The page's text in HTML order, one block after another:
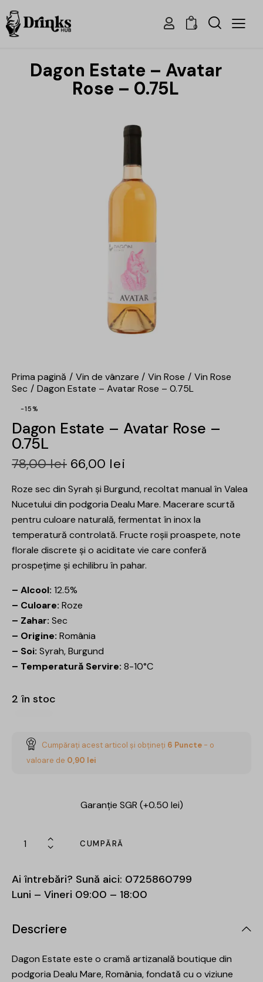
0
Dagon Estate – Avatar
Rose – 0.75L
Prima pagină Vin de vânzare Vin Rose
Vin Rose
Sec
Dagon Estate – Avatar Rose – 0.75L
-15%
Dagon Estate – Avatar Rose –
0.75L
78,00lei 66,00 lei
Roze sec din Syrah și Burgund, recoltat manual în Valea
Nucetului din podgoria Dealu Mare. Macerare scurtă
pentru culoare naturală, fermentat în inox la
temperatură controlată. Fructe roșii proaspete, note
florale discrete și o aciditate vie care conferă
prospețime și echilibru în pahar.
– Alcool: 12.5%
– Culoare: Roze
– Zahar: Sec
– Origine: România
– Soi: Syrah, Burgund
– Temperatură Servire: 8-10°C
2 în stoc
Cumpărați acest articol și obțineți 6 Puncte - o
valoare de 0,90 lei
Garanție SGR (+0.50 lei)
CUMPĂRĂ
Ai întrebări? Sună aici: 0725860799
Luni – Vineri 09:00 – 18:00
Descriere
Dagon Estate este o cramă artizanală boutique din
podgoria Dealu Mare, România, fondată cu o viziune